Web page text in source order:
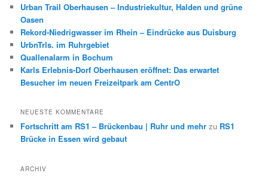
n
Urban Trail Oberhausen – Industriekultur, Halden und grüne
Oasen
Rekord-Niedrigwasser im Rhein – Eindrücke aus Duisburg
UrbnTrls. im Ruhrgebiet
Quallenalarm in Bochum
Karls Erlebnis-Dorf Oberhausen eröffnet: Das erwartet
Besucher im neuen Freizeitpark am CentrO
NEUESTE KOMMENTARE
Fortschritt am RS1 – Brückenbau | Ruhr und mehr zu RS1
Brücke in Essen wird gebaut
ARCHIV